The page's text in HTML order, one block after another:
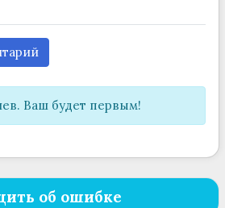
Ваш будет первым!
об ошибке